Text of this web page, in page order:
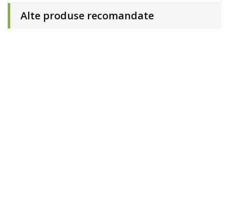
Alte produse recomandate